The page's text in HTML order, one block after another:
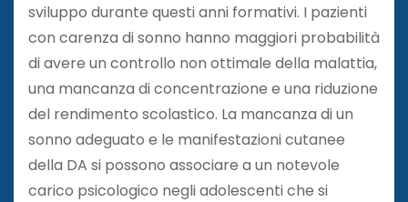
sviluppo durante questi anni formativi. I pazienti
con carenza di sonno hanno maggiori probabilità
di avere un controllo non ottimale della malattia,
una mancanza di concentrazione e una riduzione
del rendimento scolastico. La mancanza di un
sonno adeguato e le manifestazioni cutanee
della DA si possono associare a un notevole
carico psicologico negli adolescenti che si